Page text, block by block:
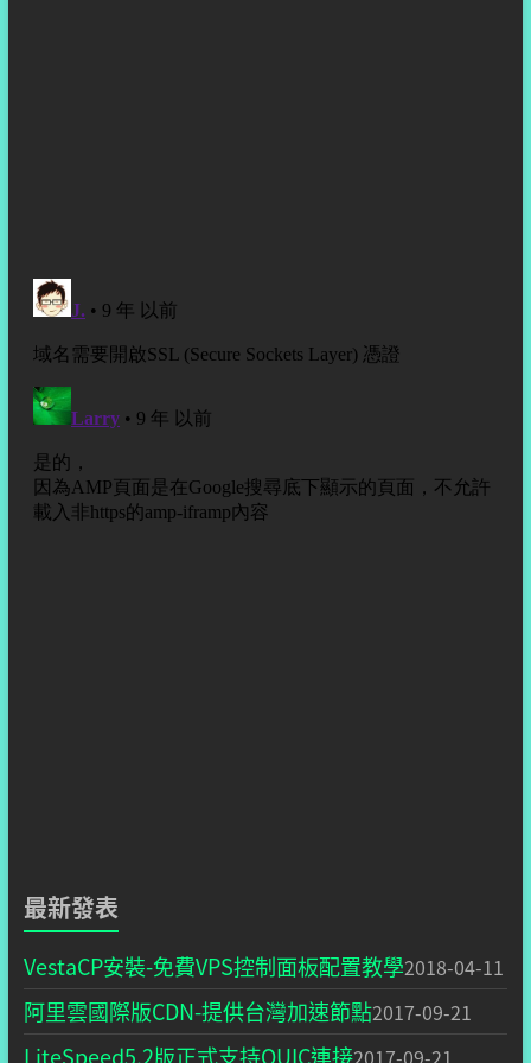
最新發表
VestaCP安裝-免費VPS控制面板配置教學2018-04-11
阿里雲國際版CDN-提供台灣加速節點2017-09-21
LiteSpeed5.2版正式支持QUIC連接2017-09-21